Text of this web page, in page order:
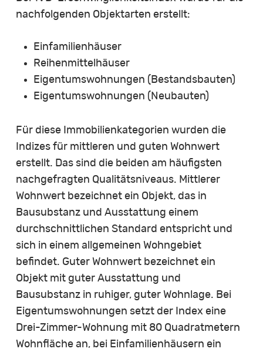
nachfolgenden Objektarten erstellt:
Einfamilienhäuser
Reihenmittelhäuser
Eigentumswohnungen (Bestandsbauten)
Eigentumswohnungen (Neubauten)
Für diese Immobilienkategorien wurden die
Indizes für mittleren und guten Wohnwert
erstellt. Das sind die beiden am häufigsten
nachgefragten Qualitätsniveaus. Mittlerer
Wohnwert bezeichnet ein Objekt, das in
Bausubstanz und Ausstattung einem
durchschnittlichen Standard entspricht und
sich in einem allgemeinen Wohngebiet
befindet. Guter Wohnwert bezeichnet ein
Objekt mit guter Ausstattung und
Bausubstanz in ruhiger, guter Wohnlage. Bei
Eigentumswohnungen setzt der Index eine
Drei-Zimmer-Wohnung mit 80 Quadratmetern
Wohnfläche an, bei Einfamilienhäusern ein